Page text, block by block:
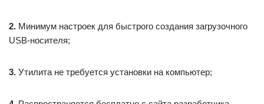
2. Минимум настроек для быстрого создания загрузочного
USB-носителя;
3. Утилита не требуется установки на компьютер;